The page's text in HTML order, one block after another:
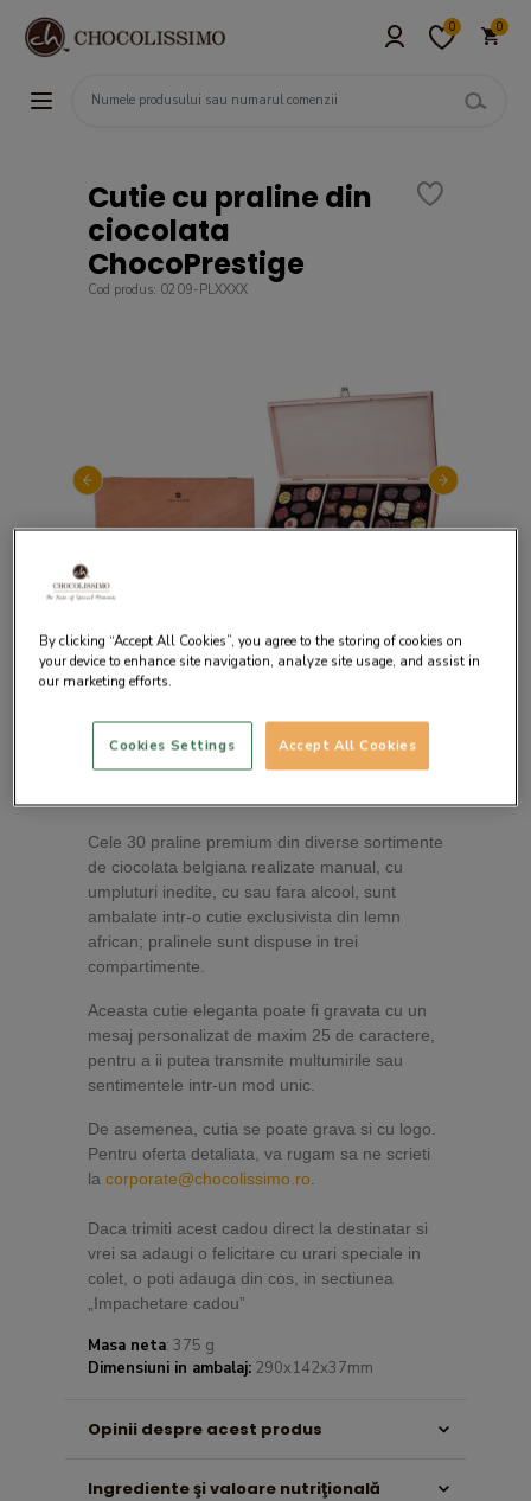
0 0
Cutie cu praline din
ciocolata
ChocoPrestige
Cod produs: 0209-PLXXXX
Descrierea produsului
Pralinele ChocoPrestige au fost create special
pentru a-i bucura pe cei dragi cu un cadou
Cele 30 praline premium din diverse sortimente
de ciocolata belgiana realizate manual, cu
umpluturi inedite, cu sau fara alcool, sunt
ambalate intr-o cutie exclusivista din lemn
african; pralinele sunt dispuse in trei
compartimente.
Aceasta cutie eleganta poate fi gravata cu un
mesaj personalizat de maxim 25 de caractere,
pentru a ii putea transmite multumirile sau
sentimentele intr-un mod unic.
De asemenea, cutia se poate grava si cu logo.
Pentru oferta detaliata, va rugam sa ne scrieti
la corporate@chocolissimo.ro
Daca trimiti acest cadou direct la destinatar si
vrei sa adaugi o felicitare cu urari speciale in
colet, o poti adauga din cos, in sectiunea
„Impachetare cadou”
Masa neta: 375 g
Dimensiuni in ambalaj: 290x142x37mm
Opinii despre acest produs
Ingrediente şi valoare nutriţională
By clicking “Accept All Cookies”, you agree to the storing of cookies on
your device to enhance site navigation, analyze site usage, and assist in
our marketing efforts.
Accept All Cookies
Cookies Settings